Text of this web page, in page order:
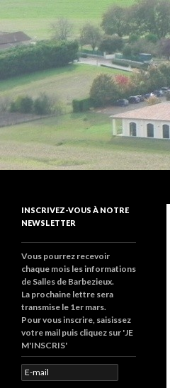
Le site de salles de barbezieux
INSCRIVEZ-VOUS À NOTRE
NEWSLETTER
Vous pourrez recevoir
chaque mois les informations
de Salles de Barbezieux.
La prochaine lettre sera
transmise le 1er mars.
Pour vous inscrire, saisissez
votre mail puis cliquez sur 'JE
M'INSCRIS'